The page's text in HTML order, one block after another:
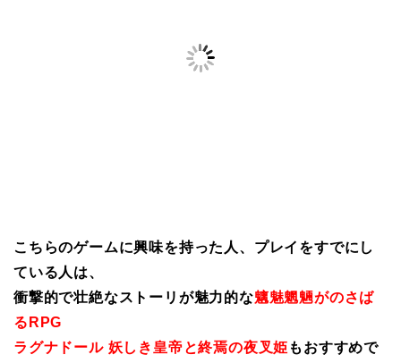
こちらのゲームに興味を持った人、プレイをすでにし
ている人は、
衝撃的で壮絶なストーリが魅力的な魑魅魍魎がのさば
るRPG
ラグナドール 妖しき皇帝と終焉の夜叉姫 もおすすめで